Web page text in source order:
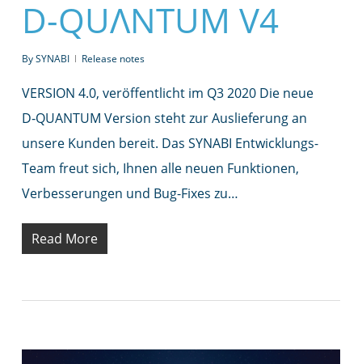
D-QUΛNTUM V4
BySYNABI Release notes
VERSION 4.0, veröffentlicht im Q3 2020 Die neue
D‑QUANTUM Version steht zur Auslieferung an
unsere Kunden bereit. Das SYNABI Entwicklungs-
Team freut sich, Ihnen alle neuen Funktionen,
Verbesserungen und Bug-Fixes zu…
Read More